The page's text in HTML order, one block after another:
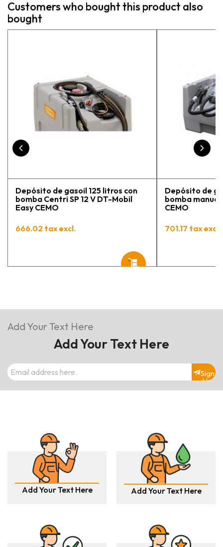
asesoraron y explicaron con
detalle para asegurarme de que
estaba eligiendo la máquina más
vuelto a comprar, tengo varios
pedidos en proceso y muy
Customers who bought this product also
bought
Depósito de gasoil 125 litros con
bomba Centri SP 12 V DT-Mobil
Easy CEMO
666.02 tax excl.
Depósito de
bomba
CEMO
701.17 tax excl.
Add Your Text Here
Add Your Text Here
Sign
Up
Add Your Text Here Add Your Text Here